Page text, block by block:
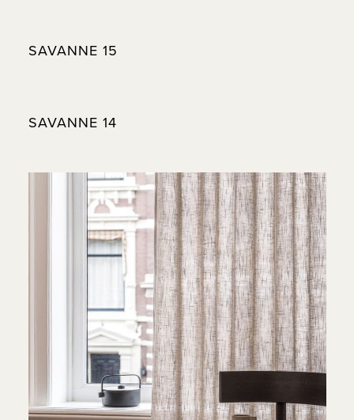
SAVANNE 15
SAVANNE 14